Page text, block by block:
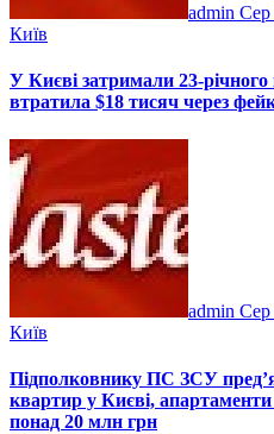
admin Сер
Київ
У Києві затримали 23-річного
втратила $18 тисяч через
admin Сер
Київ
Підполковнику ПС ЗСУ
квартир у Києві,
понад 20 млн грн